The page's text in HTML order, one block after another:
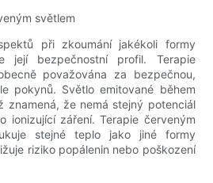
světlem
při zkoumání jakékoli formy
její bezpečnostní profil. Terapie
považována za bezpečnou,
pokynů. Světlo emitované během
znamená, že nemá stejný potenciál
ionizující záření. Terapie červeným
stejné teplo jako jiné formy
riziko popálenin nebo poškození